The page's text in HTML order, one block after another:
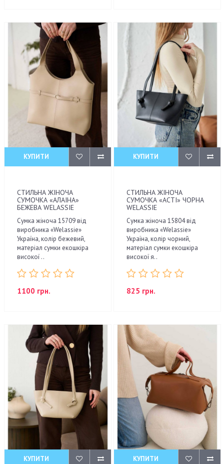
КУПИТИ
СТИЛЬНА ЖІНОЧА
СУМОЧКА «АЛАІНА»
БЕЖЕВА WELASSIE
Сумка жіноча 15709 від
виробника «Welassie»
Україна, колір бежевий,
матеріал сумки екошкіра
високої ..
1100 грн.
КУПИТИ
СТИЛЬНА ЖІНОЧА
СУМОЧКА «АСТІ» ЧОРНА
WELASSIE
Сумка жіноча 15804 від
виробника «Welassie»
Україна, колір чорний,
матеріал сумки екошкіра
високої я..
825 грн.
КУПИТИ КУПИТИ